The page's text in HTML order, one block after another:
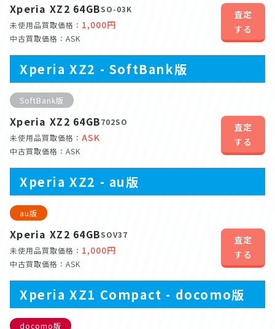
Xperia XZ2 64GBSO-03K
未使用品買取価格： 1,000円
中古買取価格：ASK
査定
する
Xperia XZ2 - SoftBank版
SoftBank版
Xperia XZ2 64GB702SO
未使用品買取価格： ASK
中古買取価格：ASK
査定
する
Xperia XZ2 - au版
au版
Xperia XZ2 64GBSOV37
未使用品買取価格： 1,000円
中古買取価格：ASK
査定
する
Xperia XZ1 Compact - docomo版
docomo版